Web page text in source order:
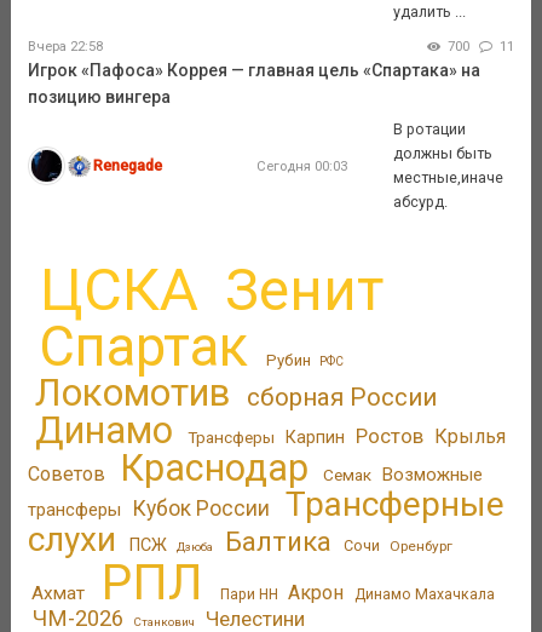
удалить ...
Вчера 22:58 700 11
Игрок «Пафоса» Коррея — главная цель «Спартака» на
позицию вингера
Renegade Сегодня 00:03
В ротации
должны быть
местные,иначе
абсурд.
ЦСКА Зенит
Спартак Рубин РФС
Локомотив сборная России
Динамо Трансферы Карпин Ростов Крылья
Советов
Краснодар Семак Возможные
трансферы
Кубок России
Трансферные
слухи
ПСЖ Дзюба Балтика Сочи Оренбург
Ахмат РПЛ Пари НН Акрон Динамо Махачкала
ЧМ-2026 Станкович Челестини